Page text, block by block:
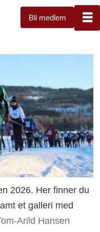
Bli medlem
2026. Her finner du
et galleri med
Arild Hansen